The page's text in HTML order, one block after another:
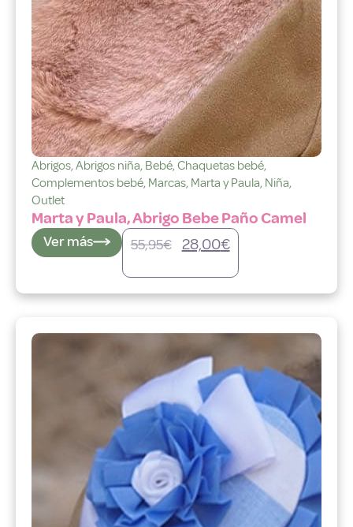
Abrigos,Abrigos niña, Bebé,Chaquetas bebé,
Complementos bebé, Marcas, Marta y Paula, Niña,
Outlet
Marta y Paula, Abrigo Bebe Paño Camel
Ver más 55,95€ 28,00€